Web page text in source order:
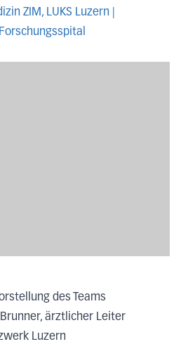
ZIM, LUKS Luzern |
des Teams
ärztlicher Leiter
Luzern